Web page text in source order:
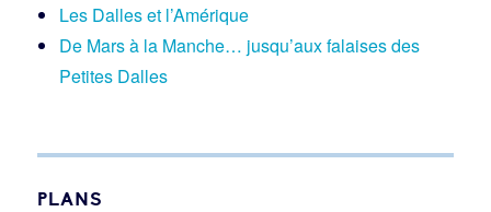
Les Dalles et l’Amérique
De Mars à la Manche… jusqu’aux falaises des
Petites Dalles
PLANS